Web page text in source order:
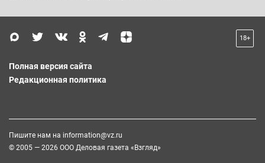
18+
Полная версия сайта
Редакционная политика
Пишите нам на information@vz.ru
© 2005 — 2026 ООО Деловая газета «Взгляд»